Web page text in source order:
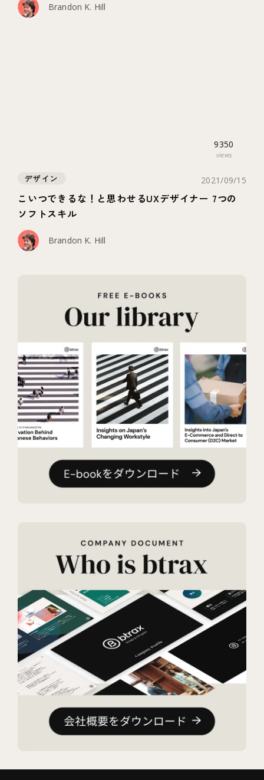
Brandon K. Hill
9350
views
デザイン 2021/09/15
こいつできるな！と思わせるUXデザイナー 7つの
ソフトスキル
Brandon K. Hill